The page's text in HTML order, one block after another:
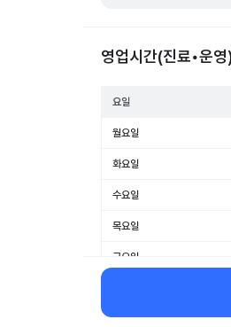
영업시간(진료•운영
요일
월요일
화요일
수요일
목요일
금요일
일요일